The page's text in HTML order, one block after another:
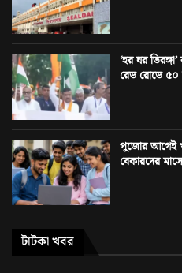
‘হর ঘর
রেড রোডে ৫০
পুজোর আগেই
বেকারদের
টাটকা খবর